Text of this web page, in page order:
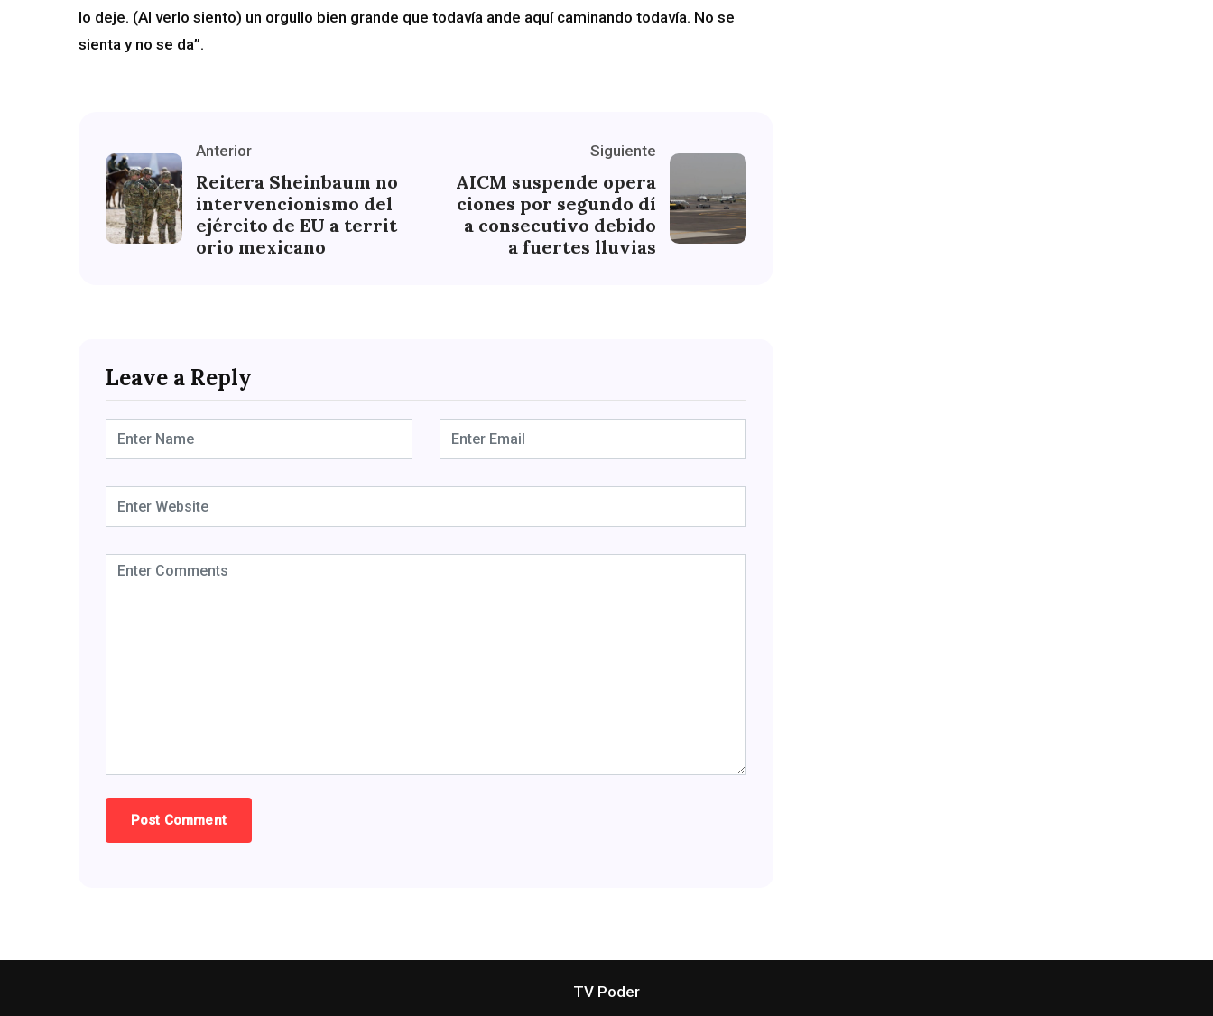
lo deje. (Al verlo siento) un orgullo bien grande que todavía ande aquí caminando todavía. No se
sienta y no se da”.
Anterior
Reitera Sheinbaum no
intervencionismo del
ejército de EU a territ
orio mexicano
Siguiente
AICM suspende opera
ciones por segundo dí
a consecutivo debido
a fuertes lluvias
Leave a Reply
TV Poder